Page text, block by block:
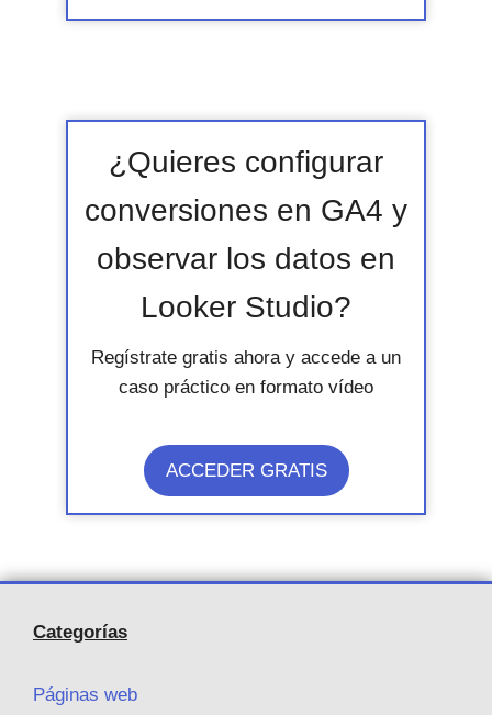
¿Quieres configurar
conversiones en GA4 y
observar los datos en
Looker Studio?
Regístrate gratis ahora y accede a un
caso práctico en formato vídeo
ACCEDER GRATIS
Categorías
Páginas web